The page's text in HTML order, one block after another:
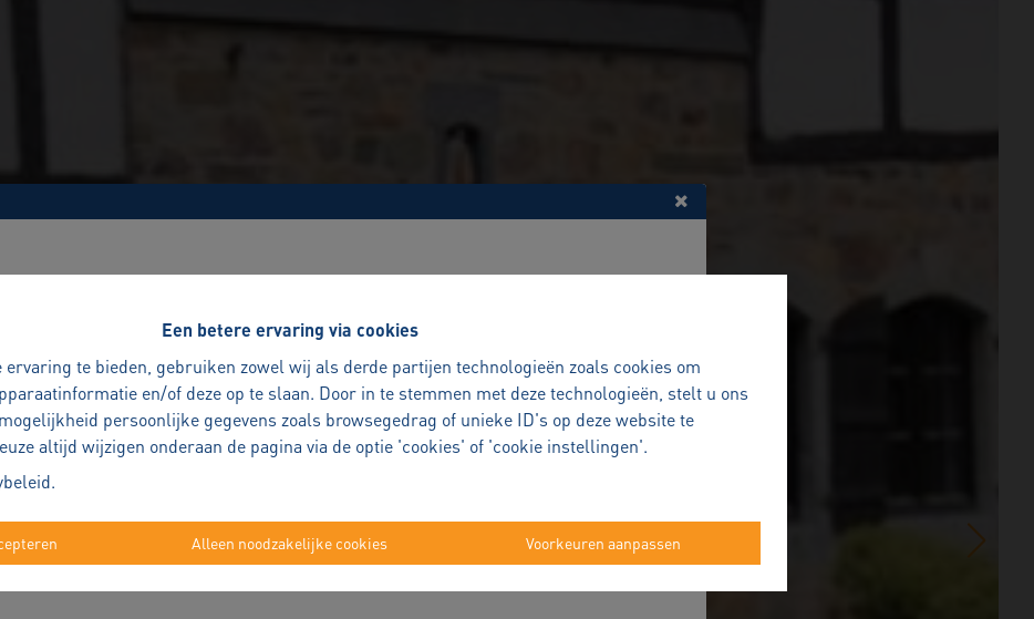
Een betere ervaring via cookies
ervaring te bieden, gebruiken zowel wij als derde partijen technologieën zoals cookies om
en/of deze op te slaan. Door in te stemmen met deze technologieën, stelt u ons
persoonlijke gegevens zoals browsegedrag of unieke ID's op deze website te
altijd wijzigen onderaan de pagina via de optie 'cookies' of 'cookie instellingen'.
.
Alleen noodzakelijke cookies Voorkeuren aanpassen
Met vertrouwen verkopen
uw woning verkopen is een belangrijke beslissing
u persoonlijk en doordacht, zodat u met rust en zekerheid elke stap kan zetten.
—